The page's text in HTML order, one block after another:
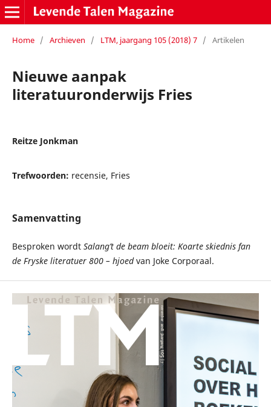
Home / Archieven / LTM, jaargang 105 (2018) 7 / Artikelen
Nieuwe aanpak
literatuuronderwijs Fries
Reitze Jonkman
Trefwoorden: recensie, Fries
Samenvatting
Besproken wordt Salang’t de beam bloeit: Koarte skiednis fan
de Fryske literatuer 800 – hjoedvan Joke Corporaal.